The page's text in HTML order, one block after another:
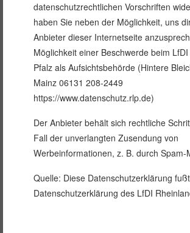
datenschutzrechtlichen Vorschriften
haben Sie neben der Möglichkeit, uns
Anbieter dieser Internetseite
Möglichkeit einer Beschwerde beim
Pfalz als Aufsichtsbehörde (Hintere
Mainz 06131 208-2449
https://www.datenschutz.rlp.de)
Der Anbieter behält sich rechtliche
Fall der unverlangten Zusendung von
Werbeinformationen, z. B. durch Spam-
Quelle: Diese Datenschutzerklärung
Datenschutzerklärung des LfDI